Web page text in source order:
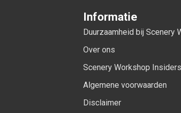
Informatie
Duurzaamheid bij Scenery
Over ons
Scenery Workshop
Algemene voorwaarden
Disclaimer